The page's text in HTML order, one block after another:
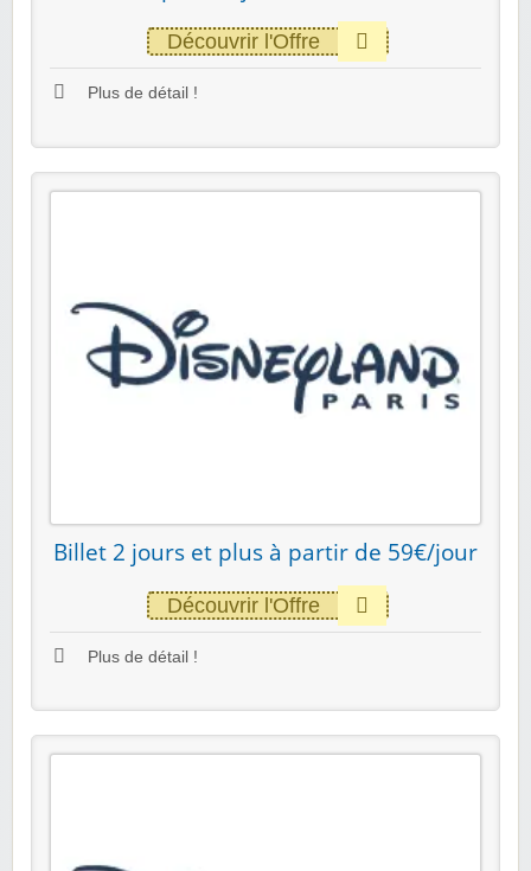
Découvrir l'Offre
Plus de détail !
Billet 2 jours et plus à partir de 59€/jour
Découvrir l'Offre
Plus de détail !